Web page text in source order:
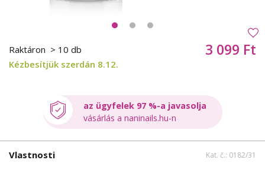
Raktáron > 10 db
Kézbesítjük szerdán 8.12.
3 099 Ft
az ügyfelek 97 %-a javasolja
vásárlás a naninails.hu-n
Vlastnosti Kat. č.: 0182/31